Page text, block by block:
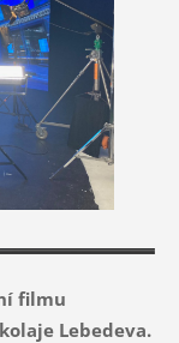
filmu
Lebedeva.